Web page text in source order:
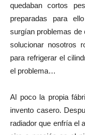
quedaban cortos
preparadas para
surgían problemas de
solucionar nosotros
para refrigerar el
el problema…
Al poco la propia
invento casero.
radiador que enfría el